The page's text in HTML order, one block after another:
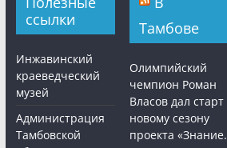
ссылки
Инжавинский
краеведческий
музей
Администрация
Тамбовской
Тамбове
Олимпийский
чемпион Роман
Власов дал старт
новому сезону
проекта «Знание.